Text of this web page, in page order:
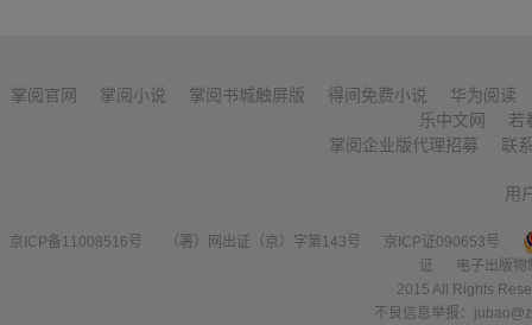
掌阅官网 掌阅小说 掌阅书城触屏版 得间免费小说
华为阅读
乐中文网
若
掌阅企业版代理招募
联
用
京ICP备11008516号 （署）网出证（京）字第143号
京ICP证090653号
证
电子出版
2015 All Rights
不良信息举报：